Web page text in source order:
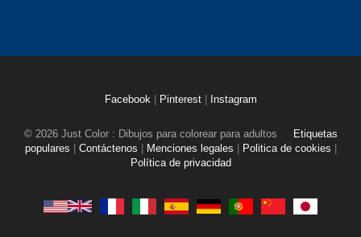
Facebook Pinterest Instagram
© 2026 Just Color : Dibujos para colorear para adultos
Etiquetas
populares
Contáctenos Menciones legales Politica de cookies
Política de privacidad